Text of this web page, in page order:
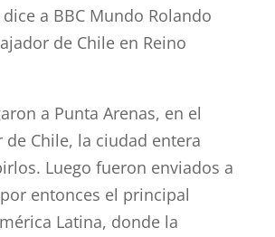
dice a BBC Mundo Rolando
de Chile en Reino
a Punta Arenas, en el
de Chile, la ciudad entera
Luego fueron enviados a
entonces el principal
Latina, donde la